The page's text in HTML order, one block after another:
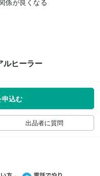
係が良くなる
ヒーラー
申込む
出品者に質問